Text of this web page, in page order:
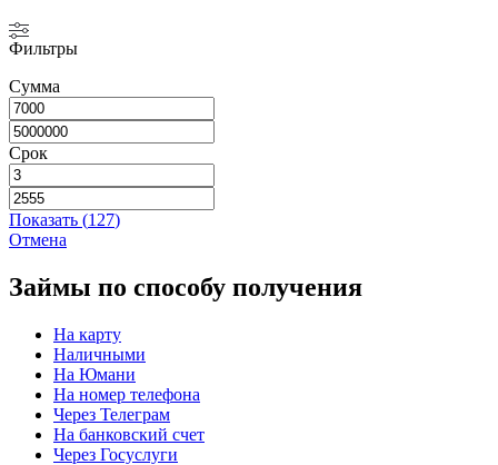
Фильтры
Сумма
Срок
Показать (127)
Отмена
Займы по способу получения
На карту
Наличными
На Юмани
На номер телефона
Через Телеграм
На банковский счет
Через Госуслуги